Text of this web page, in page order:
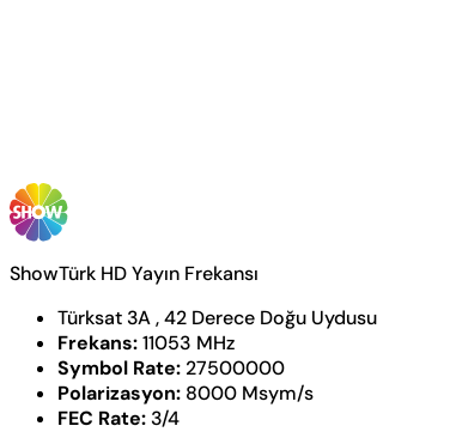
ShowTürk HD Yayın Frekansı
Türksat 3A , 42 Derece Doğu Uydusu
Frekans:11053 MHz
Symbol Rate: 27500000
Polarizasyon: 8000 Msym/s
FEC Rate: 3/4